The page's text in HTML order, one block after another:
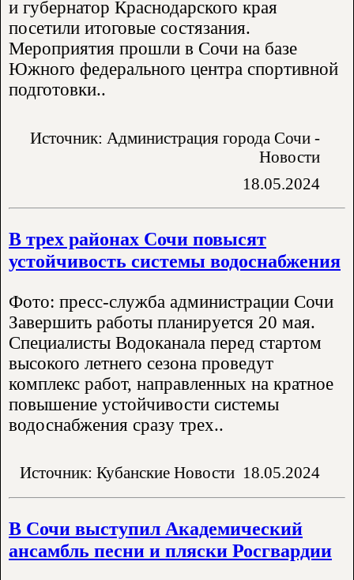
и губернатор Краснодарского края
посетили итоговые состязания.
Мероприятия прошли в Сочи на базе
Южного федерального центра спортивной
подготовки..
Источник: Администрация города Сочи -
Новости
18.05.2024
В трех районах Сочи повысят
устойчивость системы водоснабжения
Фото: пресс-служба администрации Сочи
Завершить работы планируется 20 мая.
Специалисты Водоканала перед стартом
высокого летнего сезона проведут
комплекс работ, направленных на кратное
повышение устойчивости системы
водоснабжения сразу трех..
Источник: Кубанские Новости 18.05.2024
В Сочи выступил Академический
ансамбль песни и пляски Росгвардии